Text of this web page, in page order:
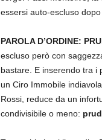
essersi auto-escluso
PAROLA D’ORDINE:
escluso però con
bastare. E inserendo tra i
un Ciro Immobile
Rossi, reduce da un
condivisibile o meno: